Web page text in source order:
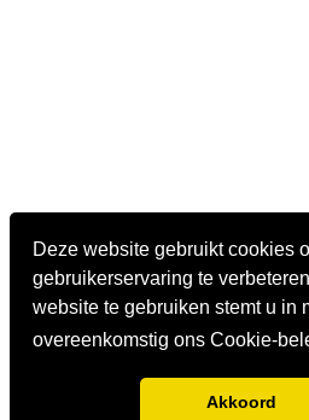
Deze website gebruikt cookies
gebruikerservaring te
website te gebruiken stemt u in
overeenkomstig ons Cookie-
Akkoord